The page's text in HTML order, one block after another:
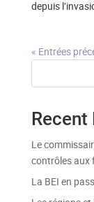
depuis
« Entrées
Recent
Le
contrôles aux
La BEI en